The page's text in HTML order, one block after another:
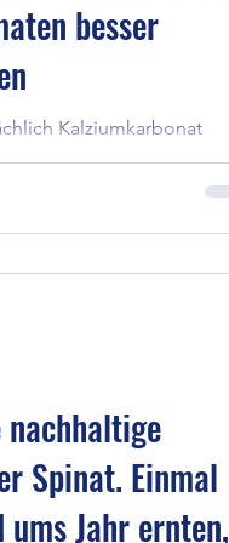
die schmecken
Landwirte
ausserhalb
besser
Kalziumkarbonat
indem man die
zu vergrößern,
Dünger verfügbar zu
nachhaltige
Spinat. Einmal
Jahr ernten,